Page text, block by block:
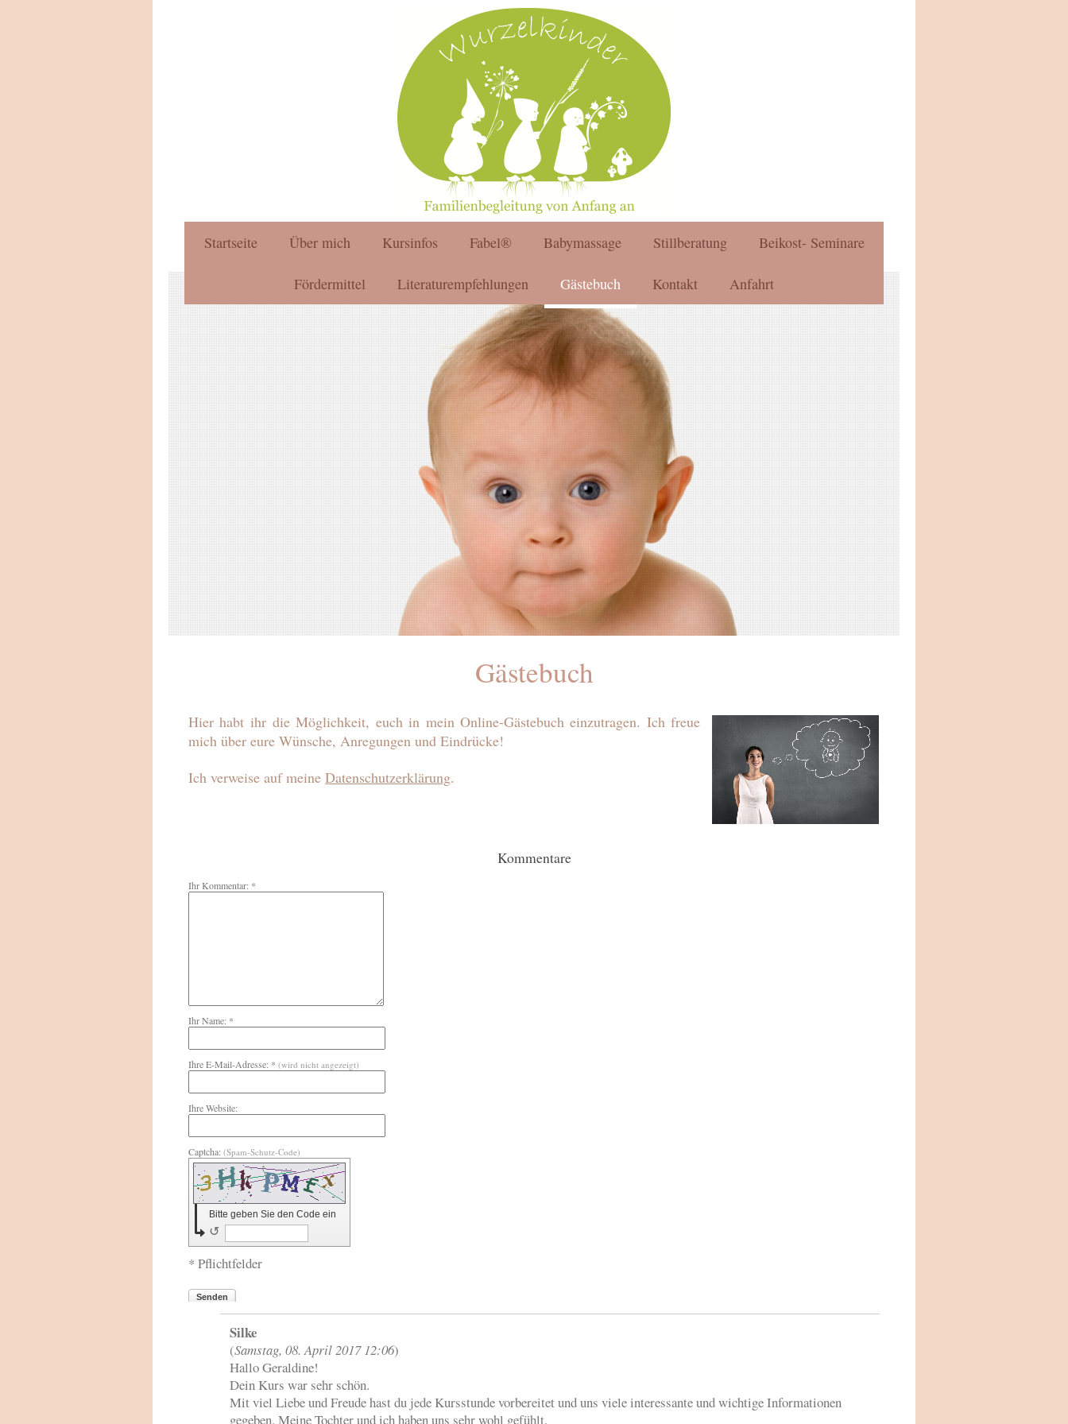
Startseite Über mich Kursinfos Fabel® Babymassage Stillberatung Beikost- Seminare
Fördermittel Literaturempfehlungen Gästebuch Kontakt Anfahrt
Gästebuch
Hier habt ihr die Möglichkeit, euch in mein Online-Gästebuch einzutragen. Ich freue
mich über eure Wünsche, Anregungen und Eindrücke!
Ich verweise auf meine Datenschutzerklärung.
Kommentare
Ihr Kommentar: *
Ihr Name: *
Ihre E-Mail-Adresse: * (wird nicht angezeigt)
Ihre Website:
Captcha: (Spam-Schutz-Code)
Bitte geben Sie den Code ein
↺
* Pflichtfelder
Senden
Silke
(Samstag, 08. April 2017 12:06)
Hallo Geraldine!
Dein Kurs war sehr schön.
Mit viel Liebe und Freude hast du jede Kursstunde vorbereitet und uns viele interessante und wichtige Informationen
gegeben. Meine Tochter und ich haben uns sehr wohl gefühlt.